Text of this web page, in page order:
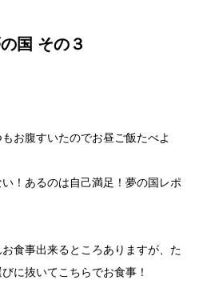
国 その３
お腹すいたのでお昼ご飯たべよ
！あるのは自己満足！夢の国レポ
食事出来るところありますが、た
に抜いてこちらでお食事！